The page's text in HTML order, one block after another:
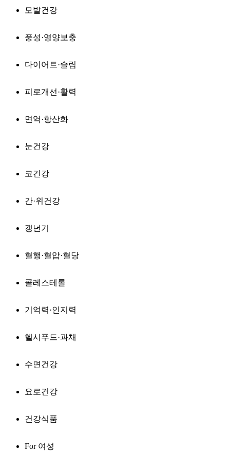
모발건강
풍성·영양보충
다이어트·슬림
피로개선·활력
면역·항산화
눈건강
코건강
간·위건강
갱년기
혈행·혈압·혈당
콜레스테롤
기억력·인지력
헬시푸드·과채
수면건강
요로건강
건강식품
For 여성